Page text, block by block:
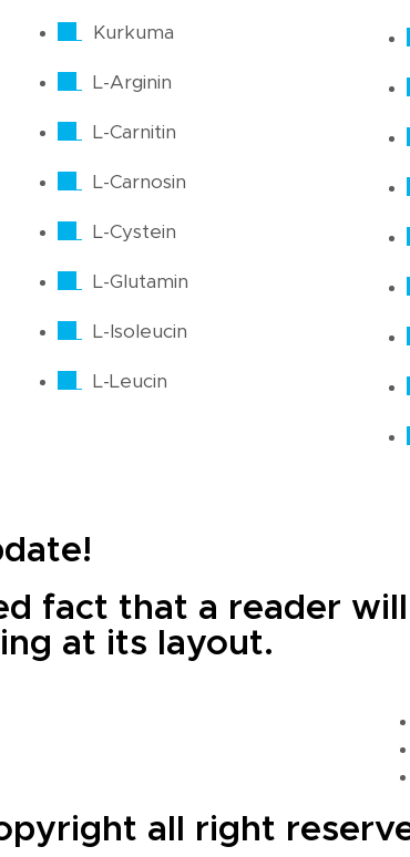
Kurkuma
L-Arginin
L-Carnitin
L-Carnosin
L-Cystein
L-Glutamin
L-Isoleucin
L-Leucin
fact that a reader
at its layout.
all right